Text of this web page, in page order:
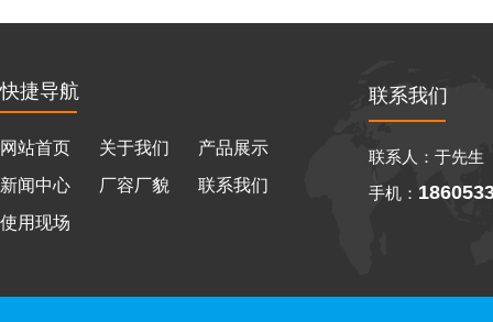
快捷导航
网站首页 关于我们
产品展示
新闻中心
厂容厂貌
联系我们
使用现场
联系我们
联系人：于先生
手机：